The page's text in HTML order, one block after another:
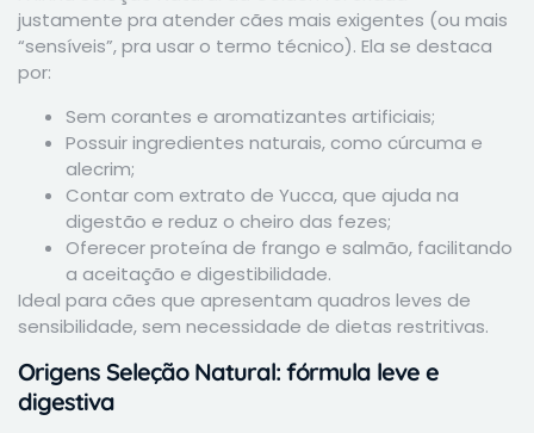
justamente pra atender cães mais exigentes (ou mais
“sensíveis”, pra usar o termo técnico). Ela se destaca
por:
Sem corantes e aromatizantes artificiais;
Possuir ingredientes naturais, como cúrcuma e
alecrim;
Contar com extrato de Yucca, que ajuda na
digestão e reduz o cheiro das fezes;
Oferecer proteína de frango e salmão, facilitando
a aceitação e digestibilidade.
Ideal para cães que apresentam quadros leves de
sensibilidade, sem necessidade de dietas restritivas.
Origens Seleção Natural: fórmula leve e
digestiva